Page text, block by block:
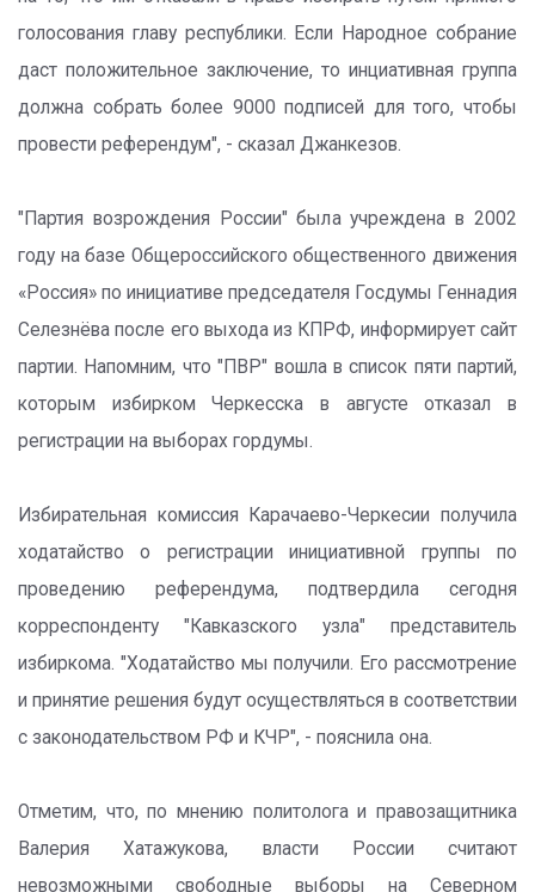
голосования главу республики. Если Народное собрание
даст положительное заключение, то инциативная группа
должна собрать более 9000 подписей для того, чтобы
провести референдум", - сказал Джанкезов.
"Партия возрождения России" была учреждена в 2002
году на базе Общероссийского общественного движения
«Россия» по инициативе председателя Госдумы Геннадия
Селезнёва после его выхода из КПРФ, информирует сайт
партии. Напомним, что "ПВР" вошла в список пяти партий,
которым избирком Черкесска в августе отказал в
регистрации на выборах гордумы.
Избирательная комиссия Карачаево-Черкесии получила
ходатайство о регистрации инициативной группы по
проведению референдума, подтвердила сегодня
корреспонденту "Кавказского узла" представитель
избиркома. "Ходатайство мы получили. Его рассмотрение
и принятие решения будут осуществляться в соответствии
с законодательством РФ и КЧР", - пояснила она.
Отметим, что, по мнению политолога и правозащитника
Валерия Хатажукова, власти России считают
невозможными свободные выборы на Северном